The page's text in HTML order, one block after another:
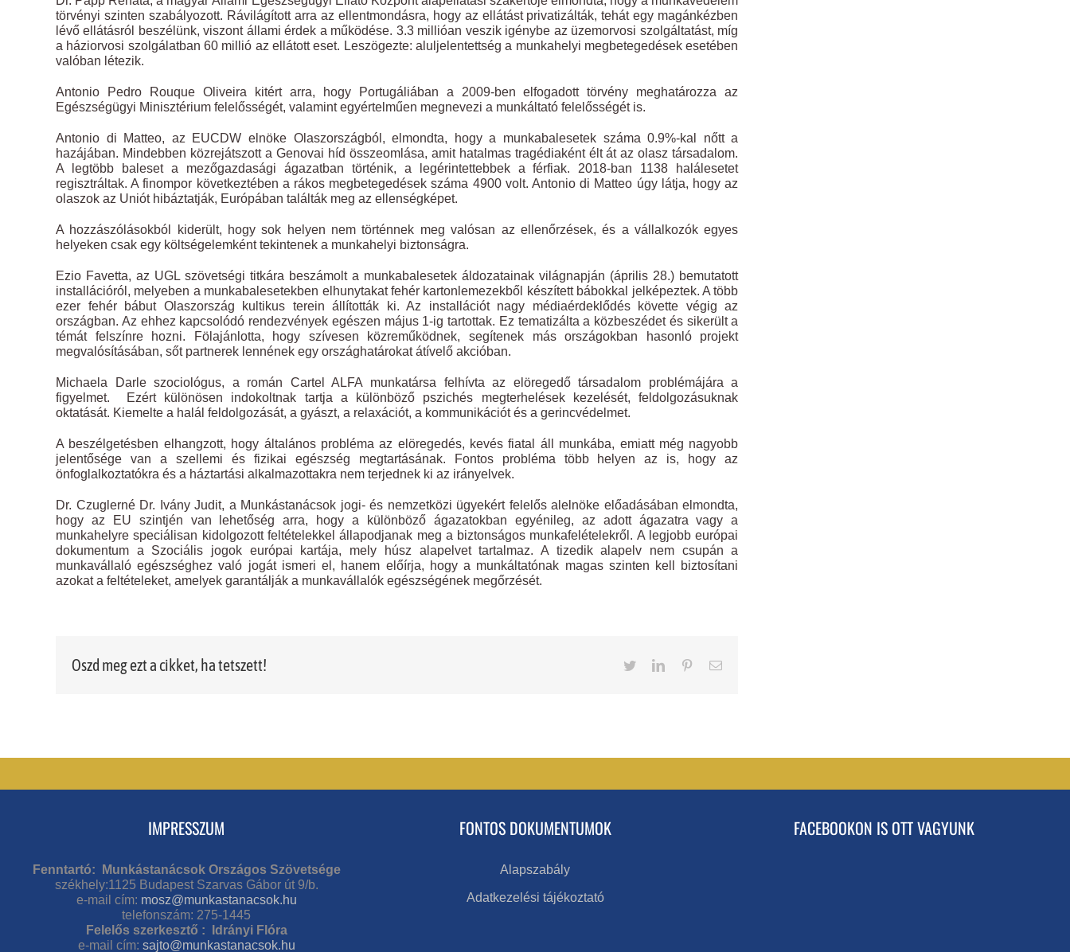
törvényi szinten szabályozott. Rávilágított arra az ellentmondásra, hogy az ellátást privatizálták, tehát egy magánkézben
lévő ellátásról beszélünk, viszont állami érdek a működése. 3.3 millióan veszik igénybe az üzemorvosi szolgáltatást, míg
a háziorvosi szolgálatban 60 millió az ellátott eset. Leszögezte: aluljelentettség a munkahelyi megbetegedések esetében
valóban létezik.
Antonio Pedro Rouque Oliveira kitért arra, hogy Portugáliában a 2009-ben elfogadott törvény meghatározza az
Egészségügyi Minisztérium felelősségét, valamint egyértelműen megnevezi a munkáltató felelősségét is.
Antonio di Matteo, az EUCDW elnöke Olaszországból, elmondta, hogy a munkabalesetek száma 0.9%-kal nőtt a
hazájában. Mindebben közrejátszott a Genovai híd összeomlása, amit hatalmas tragédiaként élt át az olasz társadalom.
A legtöbb baleset a mezőgazdasági ágazatban történik, a legérintettebbek a férfiak. 2018-ban 1138 halálesetet
regisztráltak. A finompor következtében a rákos megbetegedések száma 4900 volt. Antonio di Matteo úgy látja, hogy az
olaszok az Uniót hibáztatják, Európában találták meg az ellenségképet.
A hozzászólásokból kiderült, hogy sok helyen nem történnek meg valósan az ellenőrzések, és a vállalkozók egyes
helyeken csak egy költségelemként tekintenek a munkahelyi biztonságra.
Ezio Favetta, az UGL szövetségi titkára beszámolt a munkabalesetek áldozatainak világnapján (április 28.) bemutatott
installációról, melyeben a munkabalesetekben elhunytakat fehér kartonlemezekből készített bábokkal jelképeztek. A több
ezer fehér bábut Olaszország kultikus terein állították ki. Az installációt nagy médiaérdeklődés követte végig az
országban. Az ehhez kapcsolódó rendezvények egészen május 1-ig tartottak. Ez tematizálta a közbeszédet és sikerült a
témát felszínre hozni. Fölajánlotta, hogy szívesen közreműködnek, segítenek más országokban hasonló projekt
megvalósításában, sőt partnerek lennének egy országhatárokat átívelő akcióban.
Michaela Darle szociológus, a román Cartel ALFA munkatársa felhívta az elöregedő társadalom problémájára a
figyelmet. Ezért különösen indokoltnak tartja a különböző pszichés megterhelések kezelését, feldolgozásuknak
oktatását. Kiemelte a halál feldolgozását, a gyászt, a relaxációt, a kommunikációt és a gerincvédelmet.
A beszélgetésben elhangzott, hogy általános probléma az elöregedés, kevés fiatal áll munkába, emiatt még nagyobb
jelentősége van a szellemi és fizikai egészség megtartásának. Fontos probléma több helyen az is, hogy az
önfoglalkoztatókra és a háztartási alkalmazottakra nem terjednek ki az irányelvek.
Dr. Czuglerné Dr. Ivány Judit, a Munkástanácsok jogi- és nemzetközi ügyekért felelős alelnöke előadásában elmondta,
hogy az EU szintjén van lehetőség arra, hogy a különböző ágazatokban egyénileg, az adott ágazatra vagy a
munkahelyre speciálisan kidolgozott feltételekkel állapodjanak meg a biztonságos munkafelételekről. A legjobb európai
dokumentum a Szociális jogok európai kartája, mely húsz alapelvet tartalmaz. A tizedik alapelv nem csupán a
munkavállaló egészséghez való jogát ismeri el, hanem előírja, hogy a munkáltatónak magas szinten kell biztosítani
azokat a feltételeket, amelyek garantálják a munkavállalók egészségének megőrzését.
Oszd meg ezt a cikket, ha tetszett! TwitterLinkedInPinterestEmail
IMPRESSZUM
Fenntartó: Munkástanácsok Országos Szövetsége
székhely:1125 Budapest Szarvas Gábor út 9/b.
e-mail cím: mosz@munkastanacsok.hu
telefonszám: 275-1445
Felelős szerkesztő : Idrányi Flóra
e-mail cím: sajto@munkastanacsok.hu
FONTOS DOKUMENTUMOK
Alapszabály
Adatkezelési tájékoztató
FACEBOOKON IS OTT VAGYUNK